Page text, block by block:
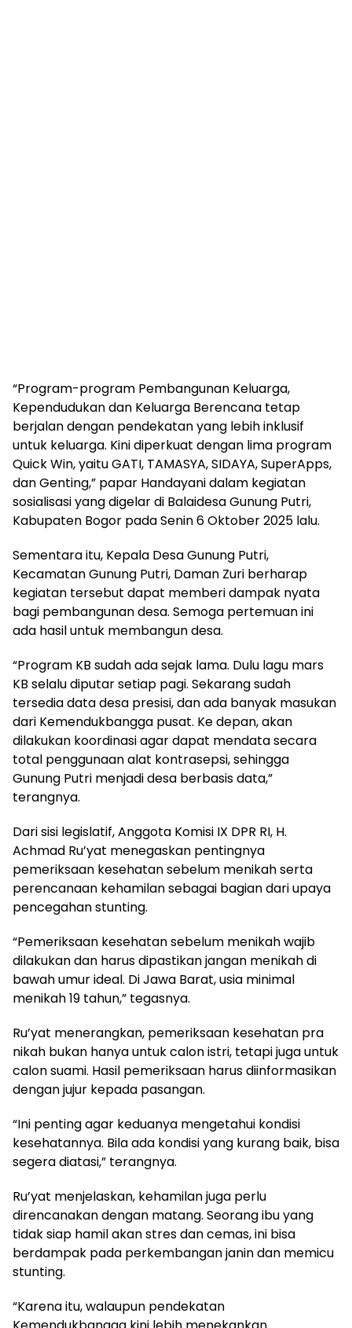
“Program-program Pembangunan Keluarga,
Kependudukan dan Keluarga Berencana tetap
berjalan dengan pendekatan yang lebih inklusif
untuk keluarga. Kini diperkuat dengan lima program
Quick Win, yaitu GATI, TAMASYA, SIDAYA, SuperApps,
dan Genting,” papar Handayani dalam kegiatan
sosialisasi yang digelar di Balaidesa Gunung Putri,
Kabupaten Bogor pada Senin 6 Oktober 2025 lalu.
Sementara itu, Kepala Desa Gunung Putri,
Kecamatan Gunung Putri, Daman Zuri berharap
kegiatan tersebut dapat memberi dampak nyata
bagi pembangunan desa. Semoga pertemuan ini
ada hasil untuk membangun desa.
“Program KB sudah ada sejak lama. Dulu lagu mars
KB selalu diputar setiap pagi. Sekarang sudah
tersedia data desa presisi, dan ada banyak masukan
dari Kemendukbangga pusat. Ke depan, akan
dilakukan koordinasi agar dapat mendata secara
total penggunaan alat kontrasepsi, sehingga
Gunung Putri menjadi desa berbasis data,”
terangnya.
Dari sisi legislatif, Anggota Komisi IX DPR RI, H.
Achmad Ru’yat menegaskan pentingnya
pemeriksaan kesehatan sebelum menikah serta
perencanaan kehamilan sebagai bagian dari upaya
pencegahan stunting.
“Pemeriksaan kesehatan sebelum menikah wajib
dilakukan dan harus dipastikan jangan menikah di
bawah umur ideal. Di Jawa Barat, usia minimal
menikah 19 tahun,” tegasnya.
Ru’yat menerangkan, pemeriksaan kesehatan pra
nikah bukan hanya untuk calon istri, tetapi juga untuk
calon suami. Hasil pemeriksaan harus diinformasikan
dengan jujur kepada pasangan.
“Ini penting agar keduanya mengetahui kondisi
kesehatannya. Bila ada kondisi yang kurang baik, bisa
segera diatasi,” terangnya.
Ru’yat menjelaskan, kehamilan juga perlu
direncanakan dengan matang. Seorang ibu yang
tidak siap hamil akan stres dan cemas, ini bisa
berdampak pada perkembangan janin dan memicu
stunting.
“Karena itu, walaupun pendekatan